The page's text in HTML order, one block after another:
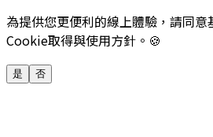
為提供您更便利的線上體驗，請同意
Cookie取得與使用方針。🍪
是 否